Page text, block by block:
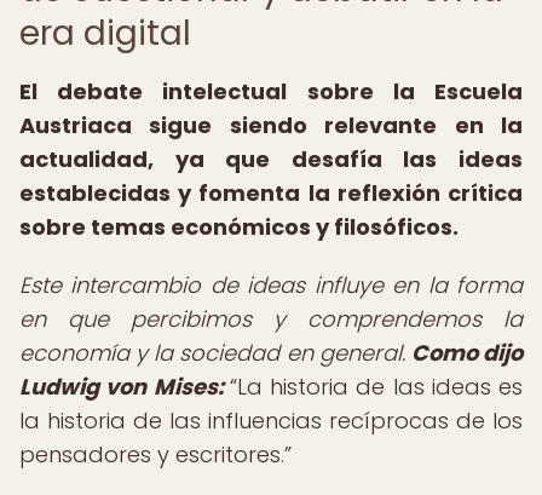
era digital
El debate intelectual sobre la Escuela
Austriaca sigue siendo relevante en la
actualidad, ya que desafía las ideas
establecidas y fomenta la reflexión crítica
sobre temas económicos y filosóficos.
Este intercambio de ideas influye en la forma
en que percibimos y comprendemos la
economía y la sociedad en general. Como dijo
Ludwig von Mises: La historia de las ideas es
la historia de las influencias recíprocas de los
pensadores y escritores.